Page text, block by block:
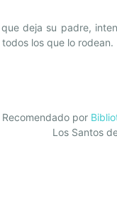
deja su padre,
los que lo rodean.
Recomendado por
Los Santos